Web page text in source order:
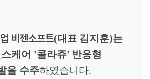
비젠소프트(대표 김지훈)는
케어 '콜라쥬' 반응형
을 수주하였습니다.